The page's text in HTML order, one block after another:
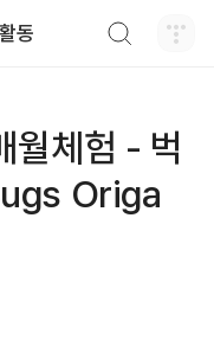
동
체험 - 벅
Origa